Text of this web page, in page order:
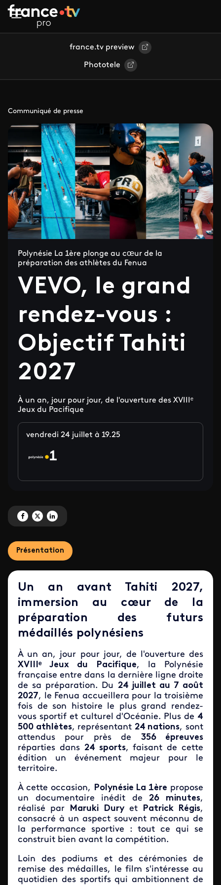
Aller au contenu principal
france.tv preview
Phototele
Communiqué de presse
Polynésie La 1ère plonge au cœur de la
préparation des athlètes du Fenua
VEVO, le grand
rendez-vous :
Objectif Tahiti
2027
À un an, jour pour jour, de l'ouverture des XVIIIᵉ
Jeux du Pacifique
vendredi 24 juillet à 19.25
Partagez 'VEVO, le grand rendez-vous : Objectif Tahiti 2027' sur Facebook
Partagez 'VEVO, le grand rendez-vous : Objectif Tahiti 2027' sur X
Partagez 'VEVO, le grand rendez-vous : Objectif Tahiti 2027' sur
Présentation
Un an avant Tahiti 2027,
immersion au cœur de la
préparation des futurs
médaillés polynésiens
À un an, jour pour jour, de l'ouverture des
XVIIIᵉ Jeux du Pacifique, la Polynésie
française entre dans la dernière ligne droite
de sa préparation. Du 24 juillet au 7 août
2027, le Fenua accueillera pour la troisième
fois de son histoire le plus grand rendez-
vous sportif et culturel d'Océanie. Plus de 4
500 athlètes, représentant 24 nations, sont
attendus pour près de 356 épreuves
réparties dans 24 sports, faisant de cette
édition un événement majeur pour le
territoire.
À cette occasion, Polynésie La 1ère propose
un documentaire inédit de26 minutes,
réalisé par Maruki Duryet Patrick Régis,
consacré à un aspect souvent méconnu de
la performance sportive : tout ce qui se
construit bien avant la compétition.
Loin des podiums et des cérémonies de
remise des médailles, le film s'intéresse au
quotidien des sportifs qui ambitionnent de